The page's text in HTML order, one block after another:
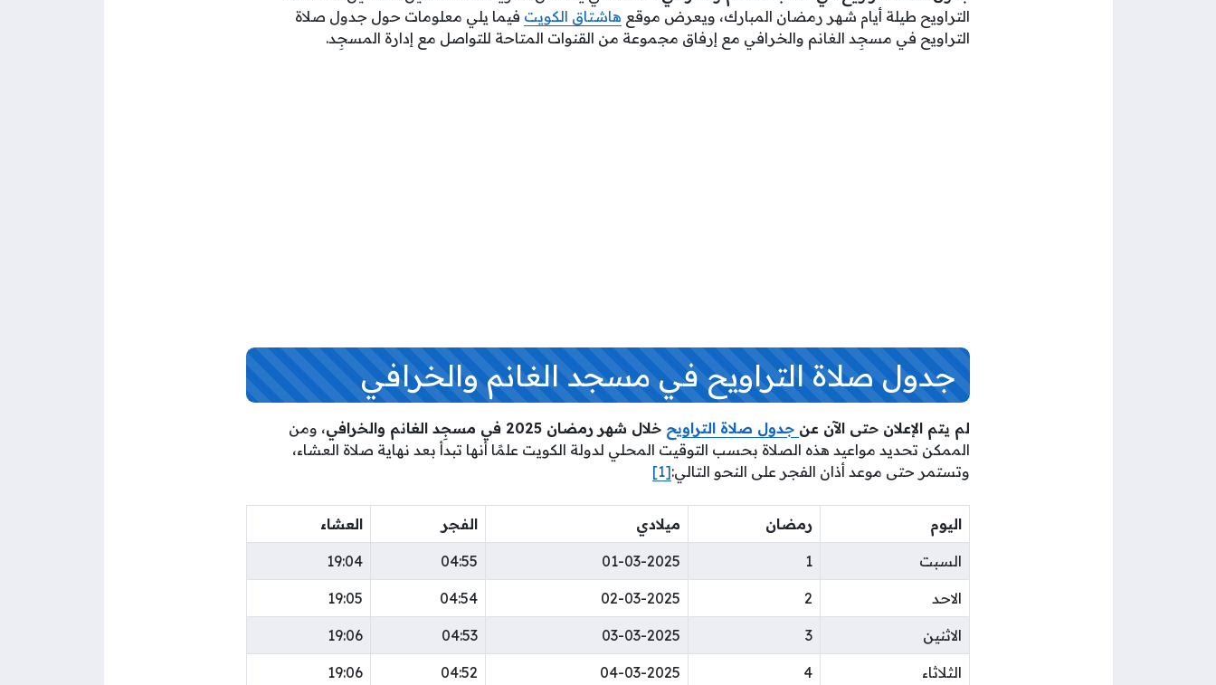
التراويح طيلة أيام شهر رمضان المبارك، ويعرض موقع هاشتاق الكويت فيما يلي معلومات حول جدول صلاة
التراويح في مسجِد الغانم والخرافي مع إرفاق مجموعة من القنوات المتاحة للتواصل مع إدارة المسجِد.
جدول صلاة التراويح في مسجد الغانم والخرافي
لم يتم الإعلان حتى الآن عن جدول صلاة التراويح خلال شهر رمضان 2025 في مسجِد الغانم والخرافي
، ومن
الممكن تحديد مواعيد هذه الصلاة بحسب التوقيت المحلي لدولة الكويت علمًا أنها تبدأ بعد نهاية صلاة العشاء،
وتستمر حتى موعد أذان الفجر على النحو التالي:[1]
اليوم رمضان ميلادي الفجر العشاء
السبت 1
01-03-2025
04:55
19:04
الاحد 2
02-03-2025
04:54
19:05
الاثنين 3
03-03-2025
04:53
19:06
الثلاثاء 4
04-03-2025
04:52
19:06